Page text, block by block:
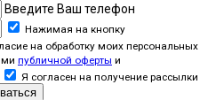
Введите Ваш телефон
Нажимая на кнопку
на обработку моих персональных
публичной оферты и
Я согласен на получение рассылки